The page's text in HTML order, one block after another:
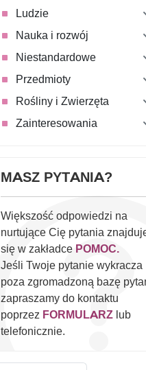
Ludzie
Nauka i rozwój
Niestandardowe
Przedmioty
Rośliny i Zwierzęta
Zainteresowania
MASZ PYTANIA?
Większość odpowiedzi na
nurtujące Cię pytania
się w zakładce POMOC.
Jeśli Twoje pytanie wykracza
poza zgromadzoną bazę
zapraszamy do kontaktu
poprzez FORMULARZ lub
telefonicznie.